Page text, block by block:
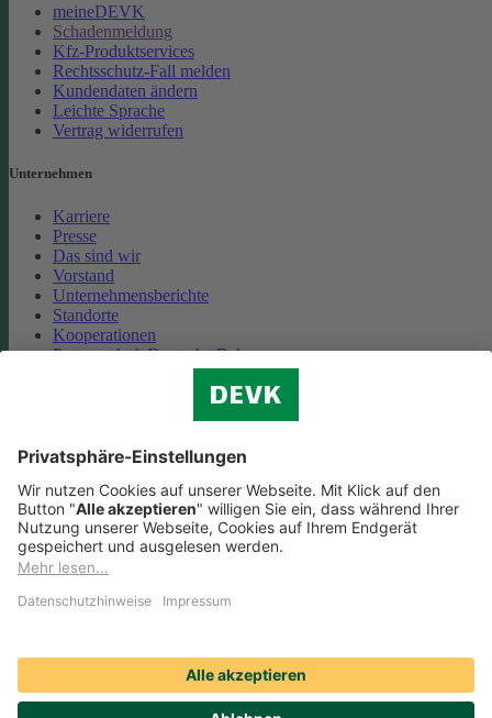
meineDEVK
Schadenmeldung
Kfz-Produktservices
Rechtsschutz-Fall melden
Kundendaten ändern
Leichte Sprache
Vertrag widerrufen
Unternehmen
Karriere
Presse
Das sind wir
Vorstand
Unternehmensberichte
Standorte
Kooperationen
Partnerschaft Deutsche Bahn
Cookie-Einstellungen
Datenschutz
Impressum
Streitbeilegung
Nutzungshinweise
Compliance
Social Media Icons sowie Verlinkungen, die mit